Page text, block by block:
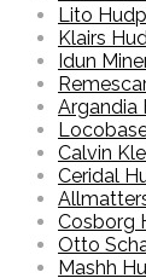
Lito
Klairs
Idun
Argandia
Calvin
Ceridal
Cosborg
Otto
Mashh